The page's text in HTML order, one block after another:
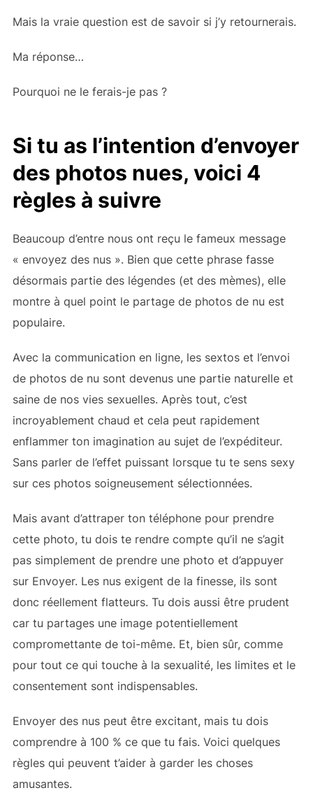
Mais la vraie question est de savoir si j’y retournerais.
Ma réponse…
Pourquoi ne le ferais-je pas ?
Si tu as l’intention d’envoyer
des photos nues, voici 4
règles à suivre
Beaucoup d’entre nous ont reçu le fameux message
« envoyez des nus ». Bien que cette phrase fasse
désormais partie des légendes (et des mèmes), elle
montre à quel point le partage de photos de nu est
populaire.
Avec la communication en ligne, les sextos et l’envoi
de photos de nu sont devenus une partie naturelle et
saine de nos vies sexuelles. Après tout, c’est
incroyablement chaud et cela peut rapidement
enflammer ton imagination au sujet de l’expéditeur.
Sans parler de l’effet puissant lorsque tu te sens sexy
sur ces photos soigneusement sélectionnées.
Mais avant d’attraper ton téléphone pour prendre
cette photo, tu dois te rendre compte qu’il ne s’agit
pas simplement de prendre une photo et d’appuyer
sur Envoyer. Les nus exigent de la finesse, ils sont
donc réellement flatteurs. Tu dois aussi être prudent
car tu partages une image potentiellement
compromettante de toi-même. Et, bien sûr, comme
pour tout ce qui touche à la sexualité, les limites et le
consentement sont indispensables.
Envoyer des nus peut être excitant, mais tu dois
comprendre à 100 % ce que tu fais. Voici quelques
règles qui peuvent t’aider à garder les choses
amusantes.